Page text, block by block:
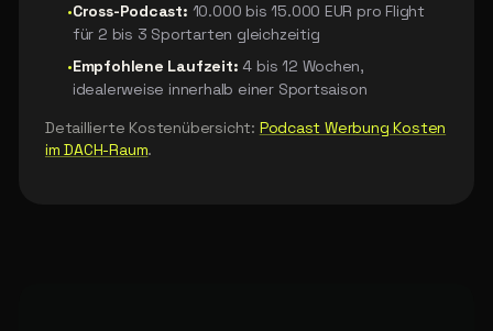
•Cross-Podcast: 10.000 bis 15.000 EUR pro Flight
für 2 bis 3 Sportarten gleichzeitig
•Empfohlene Laufzeit: 4 bis 12 Wochen,
idealerweise innerhalb einer Sportsaison
Detaillierte Kostenübersicht: Podcast Werbung Kosten
im DACH-Raum.